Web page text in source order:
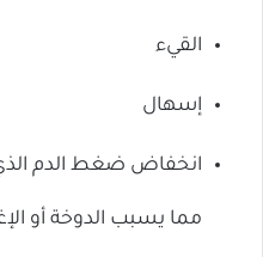
القيء
إسهال
انخفاض ضغط الدم
مما يسبب الدوخة أو